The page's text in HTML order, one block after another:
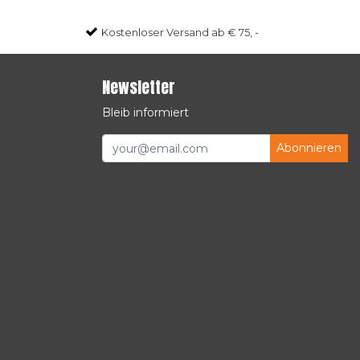
Kostenloser Versand ab € 75, -
Newsletter
Bleib informiert
Abonnieren